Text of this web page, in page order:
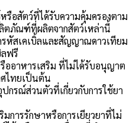
อสัตว์ที่ได้รับความคุ้มครองตาม
ตภัณฑ์ที่ผลิตจากสัตว์เหล่านี้
หัสเคเบิ้ลและสัญญาณดาวเทียม
ลฟรี
รืออาหารเสริม ที่ไม่ได้รับอนุญาต
ไทยเป็นต้น
กรณ์ส่วนตัวที่เกี่ยวกับการใช้ยา
การรักษาหรือการเยียวยาที่ไม่